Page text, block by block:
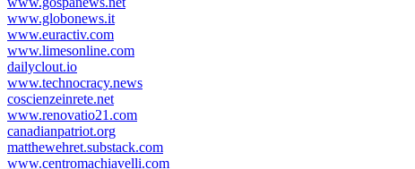
www.globonews.it
www.euractiv.com
www.limesonline.com
dailyclout.io
www.technocracy.news
coscienzeinrete.net
www.renovatio21.com
canadianpatriot.org
matthewehret.substack.com
www.centromachiavelli.com